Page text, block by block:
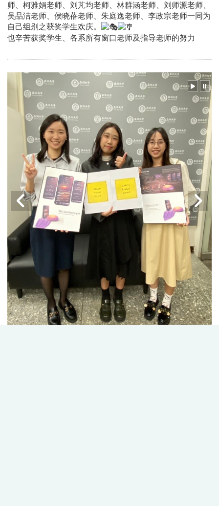
师、柯雅娟老师、刘芃均老师、林群涵老师、刘师源老师、
吴品洁老师、侯晓蓓老师、朱庭逸老师、李政宗老师一同为
自己组别之获奖学生欢庆。
也辛苦获奖学生、各系所有窗口老师及指导老师的努力